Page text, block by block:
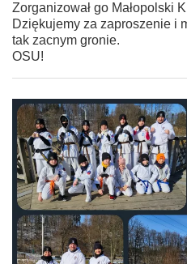
Zorganizował go Małopolski
Dziękujemy za zaproszenie i
tak zacnym gronie.
OSU!